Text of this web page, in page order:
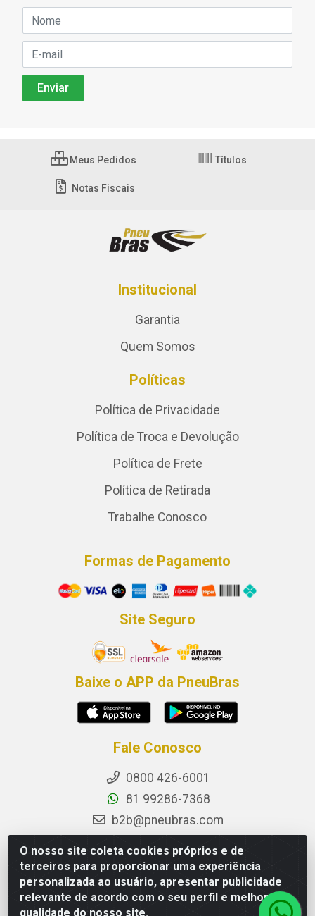
O nosso site coleta cookies próprios e de
terceiros para proporcionar uma experiência
personalizada ao usuário, apresentar publicidade
relevante de acordo com o seu perfil e melhorar a
qualidade do nosso site.
Meus Pedidos Títulos
Notas Fiscais
Institucional
Garantia
Quem Somos
Políticas
Política de Privacidade
Política de Troca e Devolução
Política de Frete
Política de Retirada
Trabalhe Conosco
Formas de Pagamento
Site Seguro
Baixe o APP da PneuBras
Fale Conosco
0800 426-6001
81 99286-7368
b2b@pneubras.com
Instagram
Facebook
Privacidade e Dados (DPO):